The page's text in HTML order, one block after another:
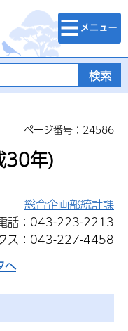
検索・メニュ
ー
ページ番号：24586
30年)
総合企画部統計課
話：043-223-2213
ス：043-227-4458
へ